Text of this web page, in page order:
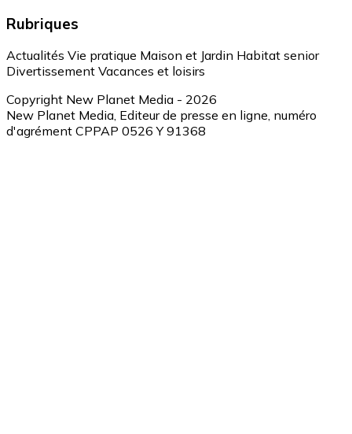
Rubriques
Actualités Vie pratique Maison et Jardin Habitat senior
Divertissement Vacances et loisirs
Copyright New Planet Media - 2026
New Planet Media, Editeur de presse en ligne, numéro
d'agrément CPPAP 0526 Y 91368